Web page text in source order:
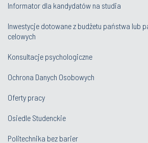
Informator dla kandydatów na studia
Inwestycje dotowane z budżetu państwa lub
celowych
Konsultacje psychologiczne
Ochrona Danych Osobowych
Oferty pracy
Osiedle Studenckie
Politechnika bez barier